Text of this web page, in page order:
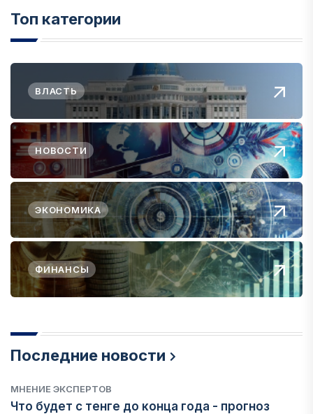
Топ категории
ВЛАСТЬ
НОВОСТИ
ЭКОНОМИКА
ФИНАНСЫ
Последние новости
МНЕНИЕ ЭКСПЕРТОВ
Что будет с тенге до конца года - прогноз